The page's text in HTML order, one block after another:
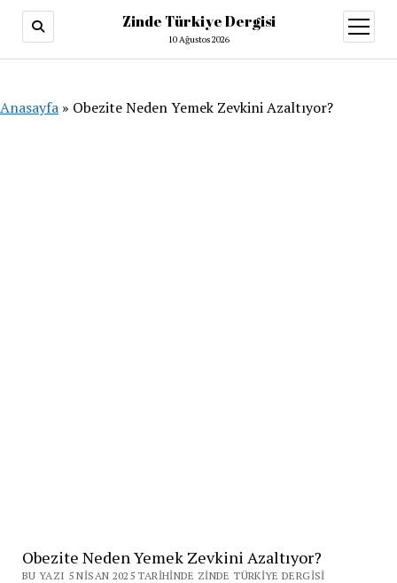
Zinde Türkiye Dergisi
10 Ağustos 2026
aç
Anasayfa » Obezite Neden Yemek Zevkini Azaltıyor?
Obezite Neden Yemek Zevkini Azaltıyor?
BU YAZI 5 NISAN 2025 TARIHINDE ZINDE TÜRKIYE DERGISI